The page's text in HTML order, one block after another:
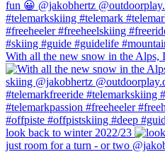
With all the new snow in the Alps,
look back to winter 2022/23
just room for a turn - or two